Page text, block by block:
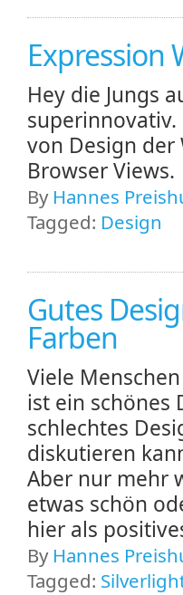
Expression
Hey die Jungs
superinnovativ.
von Design der
Browser Views.
By Hannes
Tagged: Design
Gutes
Farben
Viele
ist ein schönes
schlechtes
diskutieren
Aber nur mehr
etwas schön
hier als
By Hannes
Tagged: